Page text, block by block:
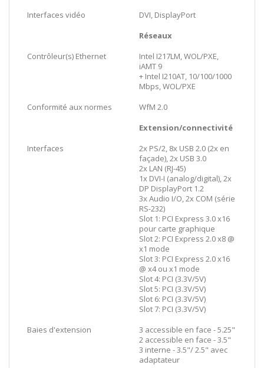
Interfaces vidéo
DVI, DisplayPort
Réseaux
Contrôleur(s) Ethernet
Intel I217LM, WOL/PXE,
iAMT 9
+ Intel I210AT, 10/100/1000
Mbps, WOL/PXE
Conformité aux normes
WfM 2.0
Extension/connectivité
Interfaces
2x PS/2, 8x USB 2.0 (2x en
façade), 2x USB 3.0
2x LAN (RJ-45)
1x DVI-I (analog/digital), 2x
DP DisplayPort 1.2
3x Audio I/O, 2x COM (série
RS-232)
Slot 1: PCI Express 3.0 x16
pour carte graphique
Slot 2: PCI Express 2.0 x8 @
x1 mode
Slot 3: PCI Express 2.0 x16
@ x4 ou x1 mode
Slot 4: PCI (3.3V/5V)
Slot 5: PCI (3.3V/5V)
Slot 6: PCI (3.3V/5V)
Slot 7: PCI (3.3V/5V)
Baies d'extension
3 accessible en face - 5.25"
2 accessible en face - 3.5"
3 interne - 3.5"/ 2.5" avec
adaptateur